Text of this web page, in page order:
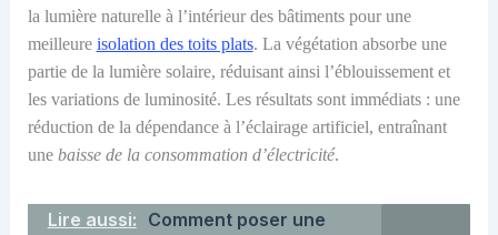
la lumière naturelle à l’intérieur des bâtimentspour une
meilleure isolation des toits plats. La végétation absorbe une
partie de la lumière solaire, réduisant ainsi l’éblouissement et
les variations de luminosité. Les résultats sont immédiats : une
réduction de la dépendance à l’éclairage artificiel, entraînant
une baisse de la consommation d’électricité.
Lire aussi: Comment poser une